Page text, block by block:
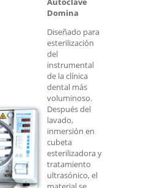
Domina
Diseñado para
esterilización
del
instrumental
de la clínica
dental más
voluminoso.
Después del
lavado,
inmersión en
cubeta
esterilizadora y
tratamiento
ultrasónico, el